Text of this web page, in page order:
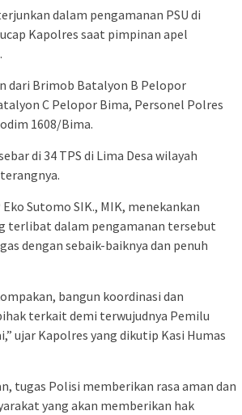
dalam pengamanan PSU di
Kapolres saat pimpinan apel
dari Brimob Batalyon B Pelopor
C Pelopor Bima, Personel Polres
1608/Bima.
di 34 TPS di Lima Desa wilayah
Sutomo SIK., MIK, menekankan
terlibat dalam pengamanan tersebut
dengan sebaik-baiknya dan penuh
bangun koordinasi dan
terkait demi terwujudnya Pemilu
ujar Kapolres yang dikutip Kasi Humas
tugas Polisi memberikan rasa aman dan
yang akan memberikan hak